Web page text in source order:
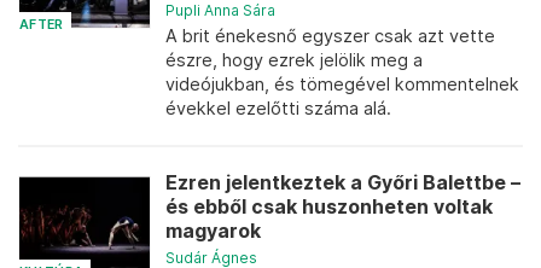
AFTER
Pupli Anna Sára
A brit énekesnő egyszer csak azt vette
észre, hogy ezrek jelölik meg a
videójukban, és tömegével kommentelnek
évekkel ezelőtti száma alá.
Ezren jelentkeztek a Győri Balettbe –
és ebből csak huszonheten voltak
magyarok
Sudár Ágnes